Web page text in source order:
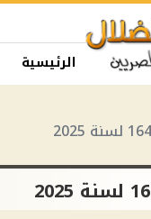
الرئيسية